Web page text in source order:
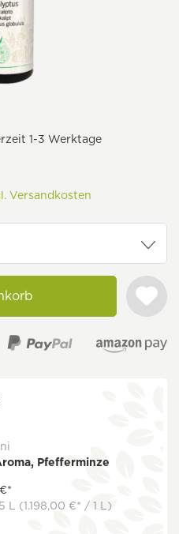
1-3 Werktage
Versandkosten
Pfefferminze
L (1.198,00 €* / 1 L)